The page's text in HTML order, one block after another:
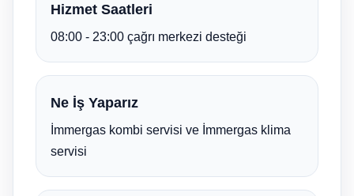
Hizmet Saatleri
08:00 - 23:00 çağrı merkezi desteği
Ne İş Yaparız
İmmergas kombi servisi ve İmmergas klima
servisi